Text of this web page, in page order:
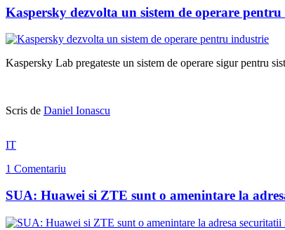
Kaspersky dezvolta un sistem de operare
Kaspersky Lab pregateste un sistem de operare sigur pentru
Scris de Daniel Ionascu
IT
1 Comentariu
SUA: Huawei si ZTE sunt o amenintare la